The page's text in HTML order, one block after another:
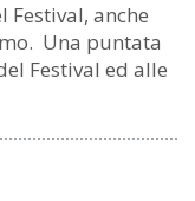
Festival, anche
Una puntata
Festival ed alle